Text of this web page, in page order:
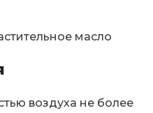
масло
воздуха не более